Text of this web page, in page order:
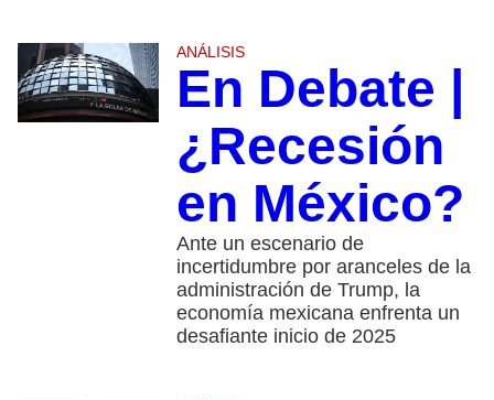
ANÁLISIS
En Debate |
¿Recesión
en México?
Ante un escenario de
incertidumbre por aranceles de la
administración de Trump, la
economía mexicana enfrenta un
desafiante inicio de 2025